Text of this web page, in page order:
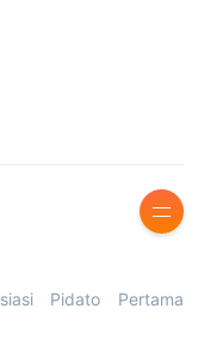
Pidato Pertama